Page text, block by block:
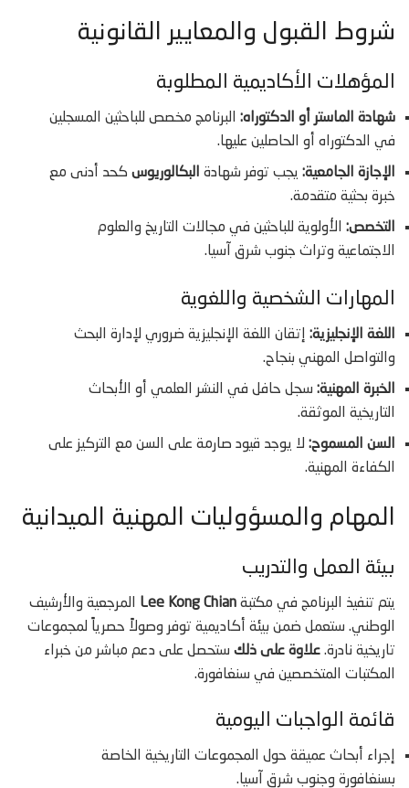
شروط القبول والمعايير القانونية
المؤهلات الأكاديمية المطلوبة
شهادة الماستر أو الدكتوراه: البرنامج مخصص للباحثين المسجلين
في الدكتوراه أو الحاصلين عليها.
الإجازة الجامعية: يجب توفر شهادة البكالوريوس كحد أدنى مع
خبرة بحثية متقدمة.
التخصص: الأولوية للباحثين في مجالات التاريخ والعلوم
الاجتماعية وتراث جنوب شرق آسيا.
المهارات الشخصية واللغوية
اللغة الإنجليزية: إتقان اللغة الإنجليزية ضروري لإدارة البحث
والتواصل المهني بنجاح.
الخبرة المهنية: سجل حافل في النشر العلمي أو الأبحاث
التاريخية الموثقة.
السن المسموح: لا يوجد قيود صارمة على السن مع التركيز على
الكفاءة المهنية.
المهام والمسؤوليات المهنية الميدانية
بيئة العمل والتدريب
يتم تنفيذ البرنامج في مكتبة Lee Kong Chian المرجعية والأرشيف
الوطني. ستعمل ضمن بيئة أكاديمية توفر وصولاً حصرياً لمجموعات
تاريخية نادرة. علاوة على ذلك ستحصل على دعم مباشر من خبراء
المكتبات المتخصصين في سنغافورة.
قائمة الواجبات اليومية
إجراء أبحاث عميقة حول المجموعات التاريخية الخاصة
بسنغافورة وجنوب شرق آسيا.